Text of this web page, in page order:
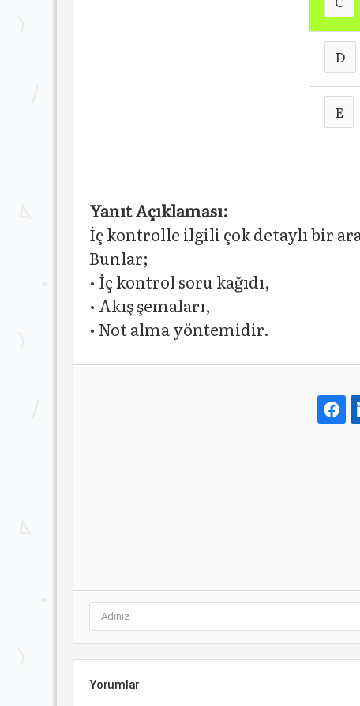
D
E
Yanıt Açıklaması:
İç kontrolle ilgili çok detaylı bir
Bunlar;
• İç kontrol soru kağıdı,
• Akış şemaları,
• Not alma yöntemidir.
Yorumlar